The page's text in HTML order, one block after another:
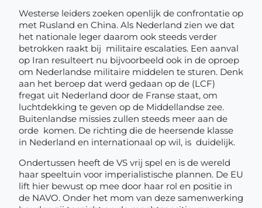
Westerse leiders zoeken openlijk de confrontatie op
met Rusland en China. Als Nederland zien we dat
het nationale leger daarom ook steeds verder
betrokken raakt bij militaire escalaties. Een aanval
op Iran resulteert nu bijvoorbeeld ook in de oproep
om Nederlandse militaire middelen te sturen. Denk
aan het beroep dat werd gedaan op de (LCF)
fregat uit Nederland door de Franse staat, om
luchtdekking te geven op de Middellandse zee.
Buitenlandse missies zullen steeds meer aan de
orde komen. De richting die de heersende klasse
in Nederland en internationaal op wil, is duidelijk.
Ondertussen heeft de VS vrij spel en is de wereld
haar speeltuin voor imperialistische plannen. De EU
lift hier bewust op mee door haar rol en positie in
de NAVO. Onder het mom van deze samenwerking